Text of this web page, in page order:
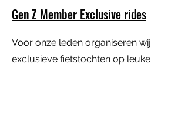
Gen Z Member Exclusive rides
Voor onze leden organiseren wij
exclusieve fietstochten op leuke